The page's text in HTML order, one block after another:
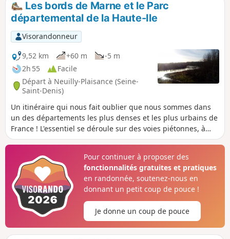
détour par les bords de Marne.
Les bords de Marne et le Parc
départemental de la Haute-Ile
Visorandonneur
9,52 km
+60 m
-5 m
2h 55
Facile
Départ à Neuilly-Plaisance (Seine-
Saint-Denis)
Un itinéraire qui nous fait oublier que nous sommes dans
un des départements les plus denses et les plus urbains de
France ! L'essentiel se déroule sur des voies piétonnes, à
partager par endroits avec les cyclistes, le long de la Marne
préservation de la biodiversité.Pour continuer à proposer des
fonctionnalités gratuites et pratiques
en randonnée, soutenez-nous en
donnant un petit coup de pouce !
Je donne un coup de pouce